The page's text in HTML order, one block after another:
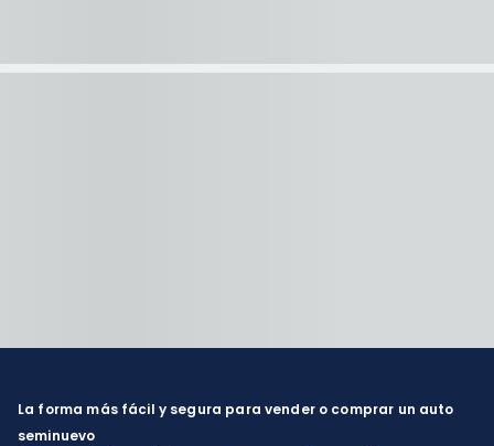
La forma más fácil y segura para vender o comprar un auto
seminuevo